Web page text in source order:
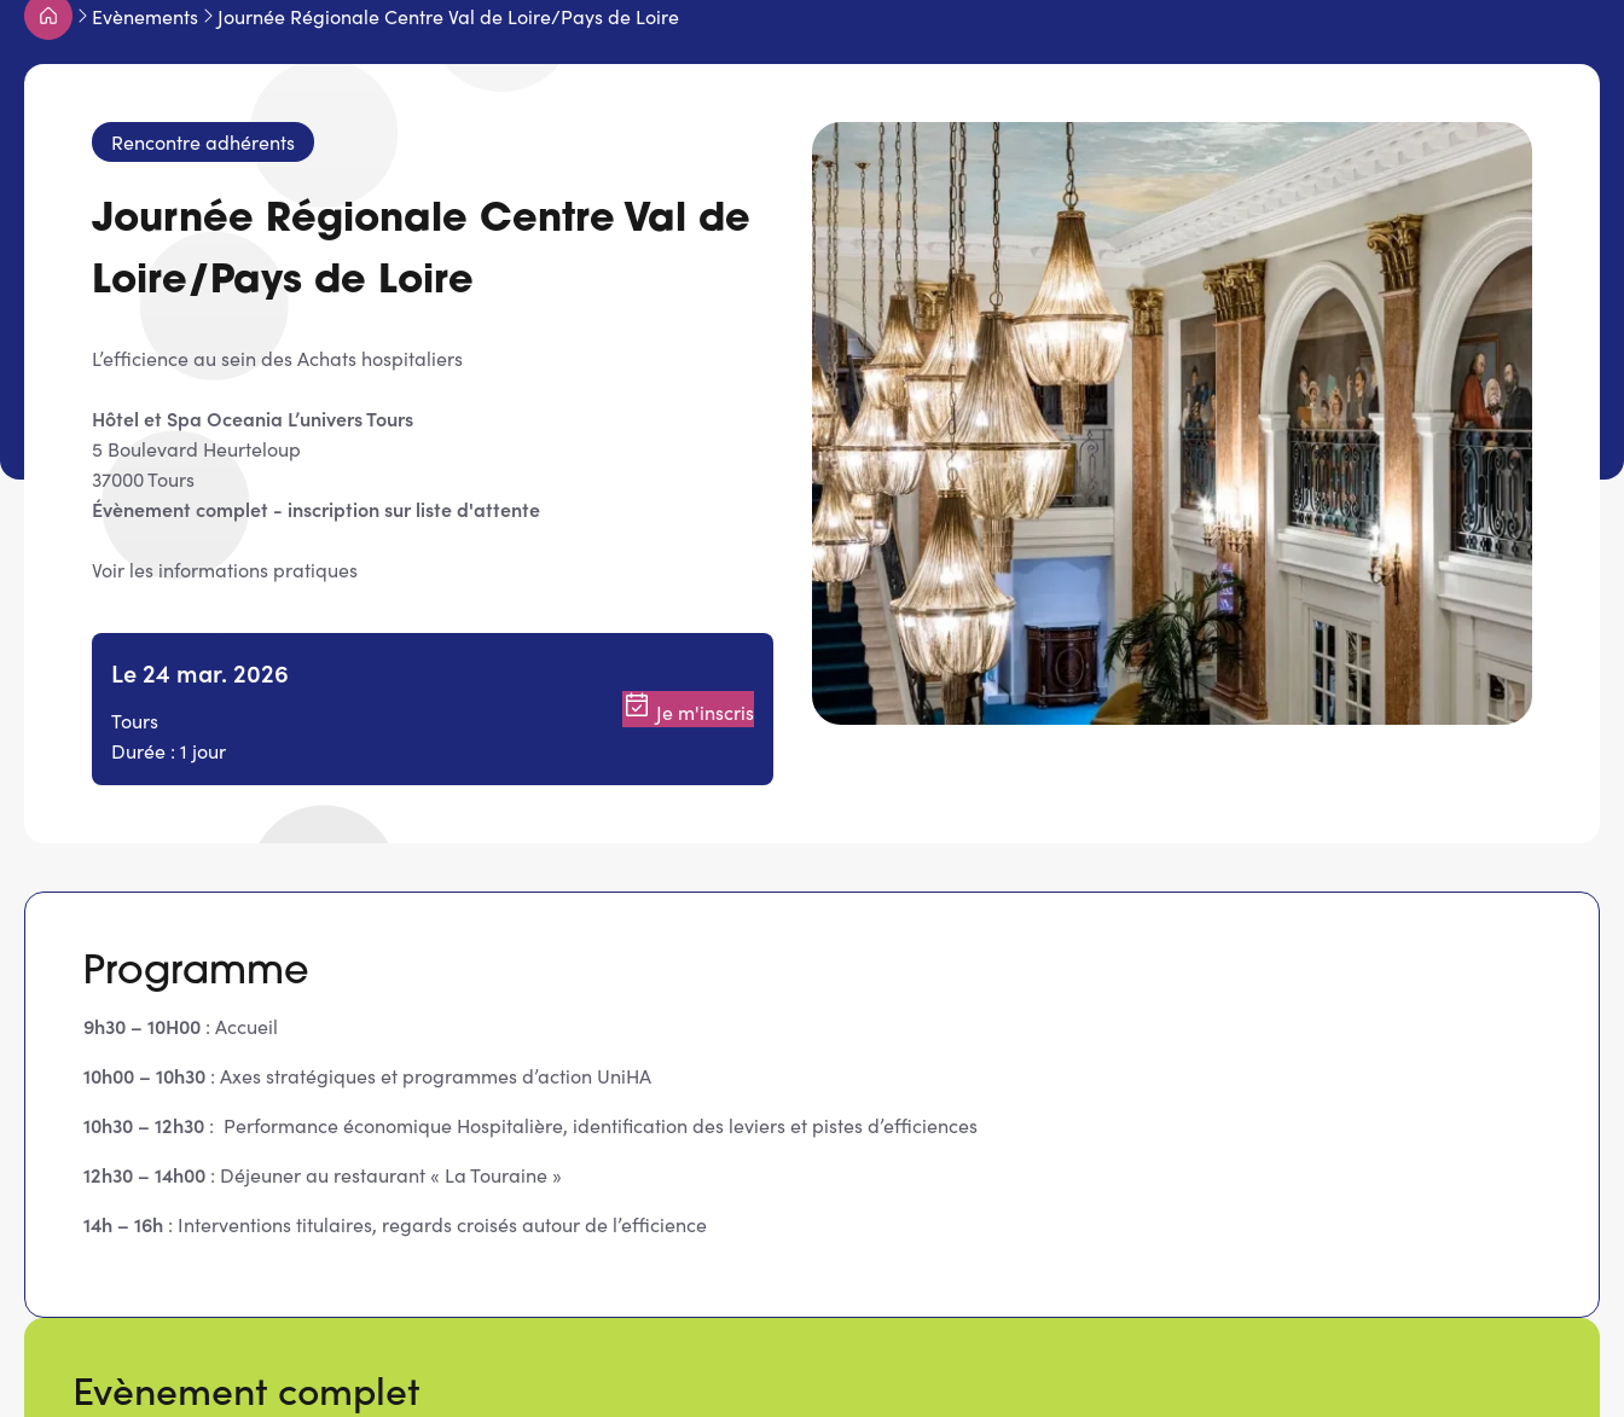
Fil
d'Ariane
Evènements Journée Régionale Centre Val de Loire/Pays de Loire
Rencontre adhérents
Journée Régionale Centre Val de
Loire/Pays de Loire
L’efficience au sein des Achats hospitaliers
Hôtel et Spa Oceania L’univers Tours
5 Boulevard Heurteloup
37000 Tours
Évènement complet - inscription sur liste d'attente
Voir les informations pratiques
Le 24 mar. 2026
Tours
Durée : 1 jour
Je m'inscris
Programme
9h30 – 10H00 : Accueil
10h00 – 10h30 : Axes stratégiques et programmes d’action UniHA
10h30 – 12h30 : Performance économique Hospitalière, identification des leviers et pistes d’efficiences
12h30 – 14h00 : Déjeuner au restaurant « La Touraine »
14h – 16h : Interventions titulaires, regards croisés autour de l’efficience
Evènement complet